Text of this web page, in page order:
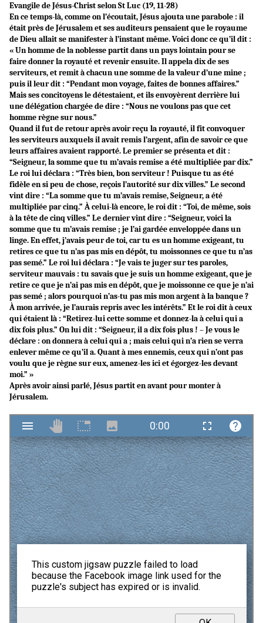
Evangile de Jésus-Christ selon St Luc (19, 11-28)
En ce temps-là, comme on l’écoutait, Jésus ajouta une parabole : il
était près de Jérusalem et ses auditeurs pensaient que le royaume
de Dieu allait se manifester à l’instant même. Voici donc ce qu’il dit :
« Un homme de la noblesse partit dans un pays lointain pour se
faire donner la royauté et revenir ensuite. Il appela dix de ses
serviteurs, et remit à chacun une somme de la valeur d’une mine ;
puis il leur dit : “Pendant mon voyage, faites de bonnes affaires.”
Mais ses concitoyens le détestaient, et ils envoyèrent derrière lui
une délégation chargée de dire : “Nous ne voulons pas que cet
homme règne sur nous.”
Quand il fut de retour après avoir reçu la royauté, il fit convoquer
les serviteurs auxquels il avait remis l’argent, afin de savoir ce que
leurs affaires avaient rapporté. Le premier se présenta et dit :
“Seigneur, la somme que tu m’avais remise a été multipliée par dix.”
Le roi lui déclara : “Très bien, bon serviteur ! Puisque tu as été
fidèle en si peu de chose, reçois l’autorité sur dix villes.” Le second
vint dire : “La somme que tu m’avais remise, Seigneur, a été
multipliée par cinq.” À celui-là encore, le roi dit : “Toi, de même, sois
à la tête de cinq villes.” Le dernier vint dire : “Seigneur, voici la
somme que tu m’avais remise ; je l’ai gardée enveloppée dans un
linge. En effet, j’avais peur de toi, car tu es un homme exigeant, tu
retires ce que tu n’as pas mis en dépôt, tu moissonnes ce que tu n’as
pas semé.” Le roi lui déclara : “Je vais te juger sur tes paroles,
serviteur mauvais : tu savais que je suis un homme exigeant, que je
retire ce que je n’ai pas mis en dépôt, que je moissonne ce que je n’ai
pas semé ; alors pourquoi n’as-tu pas mis mon argent à la banque ?
À mon arrivée, je l’aurais repris avec les intérêts.” Et le roi dit à ceux
qui étaient là : “Retirez-lui cette somme et donnez-la à celui qui a
dix fois plus.” On lui dit : “Seigneur, il a dix fois plus ! – Je vous le
déclare : on donnera à celui qui a ; mais celui qui n’a rien se verra
enlever même ce qu’il a. Quant à mes ennemis, ceux qui n’ont pas
voulu que je règne sur eux, amenez-les ici et égorgez-les devant
moi.” »
Après avoir ainsi parlé, Jésus partit en avant pour monter à
Jérusalem.